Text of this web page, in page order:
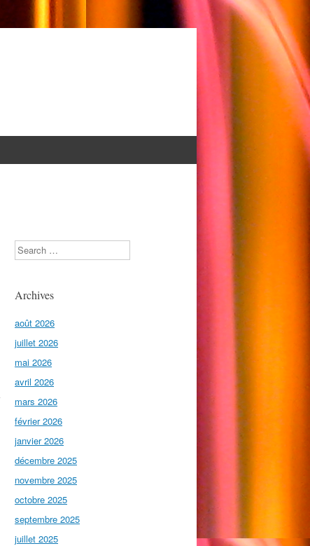
Search
Archives
août 2026
juillet 2026
mai 2026
avril 2026
mars 2026
février 2026
janvier 2026
décembre 2025
novembre 2025
octobre 2025
septembre 2025
juillet 2025